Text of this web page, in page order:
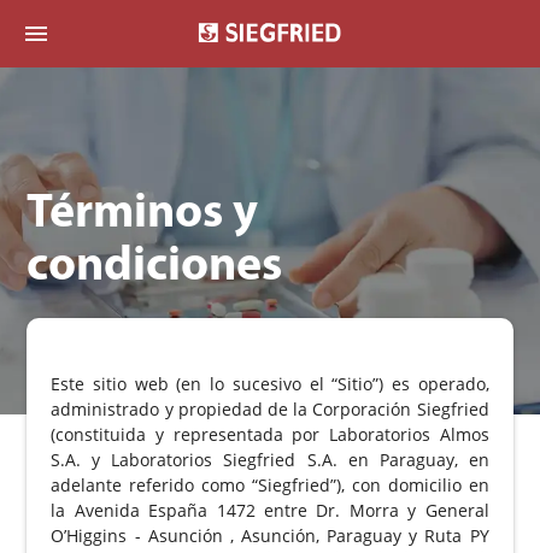
menu
Términos y
condiciones
Este sitio web (en lo sucesivo el “Sitio”) es operado,
administrado y propiedad de la Corporación Siegfried
(constituida y representada por Laboratorios Almos
S.A. y Laboratorios Siegfried S.A. en Paraguay, en
adelante referido como “Siegfried”), con domicilio en
la Avenida España 1472 entre Dr. Morra y General
O’Higgins - Asunción , Asunción, Paraguay y Ruta PY